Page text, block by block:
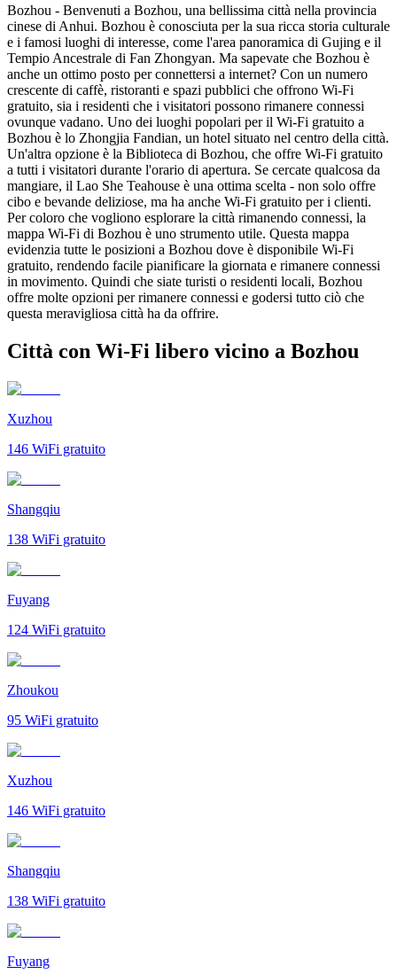
Bozhou - Benvenuti a Bozhou, una bellissima città nella provincia
cinese di Anhui. Bozhou è conosciuta per la sua ricca storia culturale
e i famosi luoghi di interesse, come l'area panoramica di Gujing e il
Tempio Ancestrale di Fan Zhongyan. Ma sapevate che Bozhou è
anche un ottimo posto per connettersi a internet? Con un numero
crescente di caffè, ristoranti e spazi pubblici che offrono Wi-Fi
gratuito, sia i residenti che i visitatori possono rimanere connessi
ovunque vadano. Uno dei luoghi popolari per il Wi-Fi gratuito a
Bozhou è lo Zhongjia Fandian, un hotel situato nel centro della città.
Un'altra opzione è la Biblioteca di Bozhou, che offre Wi-Fi gratuito
a tutti i visitatori durante l'orario di apertura. Se cercate qualcosa da
mangiare, il Lao She Teahouse è una ottima scelta - non solo offre
cibo e bevande deliziose, ma ha anche Wi-Fi gratuito per i clienti.
Per coloro che vogliono esplorare la città rimanendo connessi, la
mappa Wi-Fi di Bozhou è uno strumento utile. Questa mappa
evidenzia tutte le posizioni a Bozhou dove è disponibile Wi-Fi
gratuito, rendendo facile pianificare la giornata e rimanere connessi
in movimento. Quindi che siate turisti o residenti locali, Bozhou
offre molte opzioni per rimanere connessi e godersi tutto ciò che
questa meravigliosa città ha da offrire.
Città con Wi-Fi libero vicino a Bozhou
Xuzhou
146 WiFi gratuito
Shangqiu
138 WiFi gratuito
Fuyang
124 WiFi gratuito
Zhoukou
95 WiFi gratuito
Xuzhou
146 WiFi gratuito
Shangqiu
138 WiFi gratuito
Fuyang